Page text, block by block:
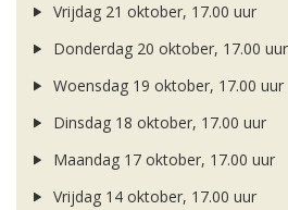
Vrijdag 21 oktober, 17.00 uur
Donderdag 20 oktober, 17.00 uur
Woensdag 19 oktober, 17.00 uur
Dinsdag 18 oktober, 17.00 uur
Maandag 17 oktober, 17.00 uur
Vrijdag 14 oktober, 17.00 uur